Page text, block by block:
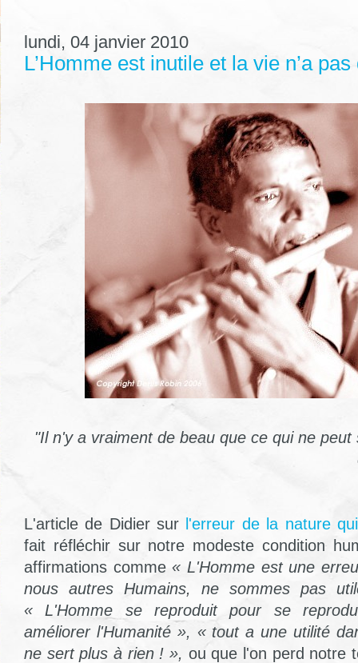
lundi, 04 janvier 2010
L’Homme est inutile et la vie n’a
"Il n'y a vraiment de beau que ce qui ne
L'article de Didier sur l'erreur de la nature
fait réfléchir sur notre modeste condition
affirmations comme« L'Homme est une
nous autres Humains, ne sommes pas
« L'Homme se reproduit pour se
améliorer l'Humanité », « tout a une utilité
ne sert plus à rien ! », ou que l'on perd notre